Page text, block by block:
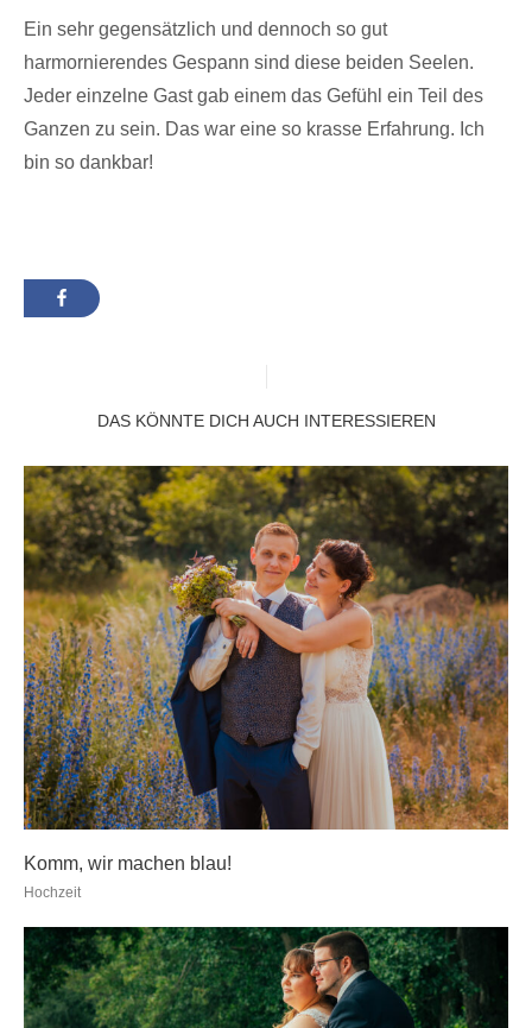
Ein sehr gegensätzlich und dennoch so gut
harmornierendes Gespann sind diese beiden Seelen.
Jeder einzelne Gast gab einem das Gefühl ein Teil des
Ganzen zu sein. Das war eine so krasse Erfahrung. Ich
bin so dankbar!
DAS KÖNNTE DICH AUCH INTERESSIEREN
Komm, wir machen blau!
Hochzeit